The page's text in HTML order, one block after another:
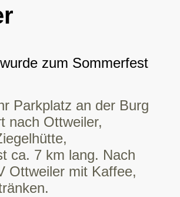
zum Sommerfest
Parkplatz an der Burg
nach Ottweiler,
ca. 7 km lang. Nach
Ottweiler mit Kaffee,